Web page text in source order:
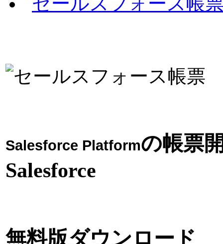
Salesforce Platformの帳票
Salesforce
無料版ダウンロード